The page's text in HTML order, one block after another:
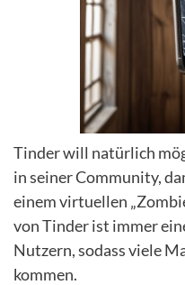
Tinder will natürlich
in seiner Community,
einem virtuellen
von Tinder ist immer
Nutzern, sodass viele
kommen.